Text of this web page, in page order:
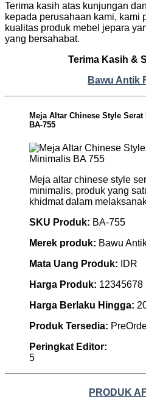
Terima kasih atas kunjungan
kepada perusahaan kami, kami
kualitas produk mebel jepara
yang bersahabat.
Terima Kasih &
Bawu Antik
Meja Altar Chinese Style
BA-755
Meja altar chinese style
minimalis, produk yang
khidmat dalam
SKU Produk: BA-755
Merek produk: Bawu
Mata Uang Produk:
IDR
Harga Produk: 12345678
Harga Berlaku Hingga:
Produk Tersedia:
Peringkat Editor:
5
PRODUK